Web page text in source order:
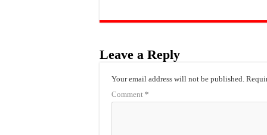
Leave a Reply
Your email address will not be published.
Comment *